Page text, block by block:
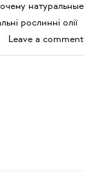
натуральные
рослинні олії
Leave a comment